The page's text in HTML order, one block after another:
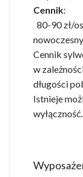
Cennik:
80-90 zł/
Cennik
w
długości
Istnieje
wyłączność.